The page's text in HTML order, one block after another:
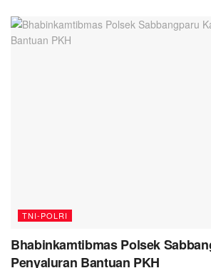
TNI-POLRI
Bhabinkamtibmas Polsek
Penyaluran Bantuan PKH